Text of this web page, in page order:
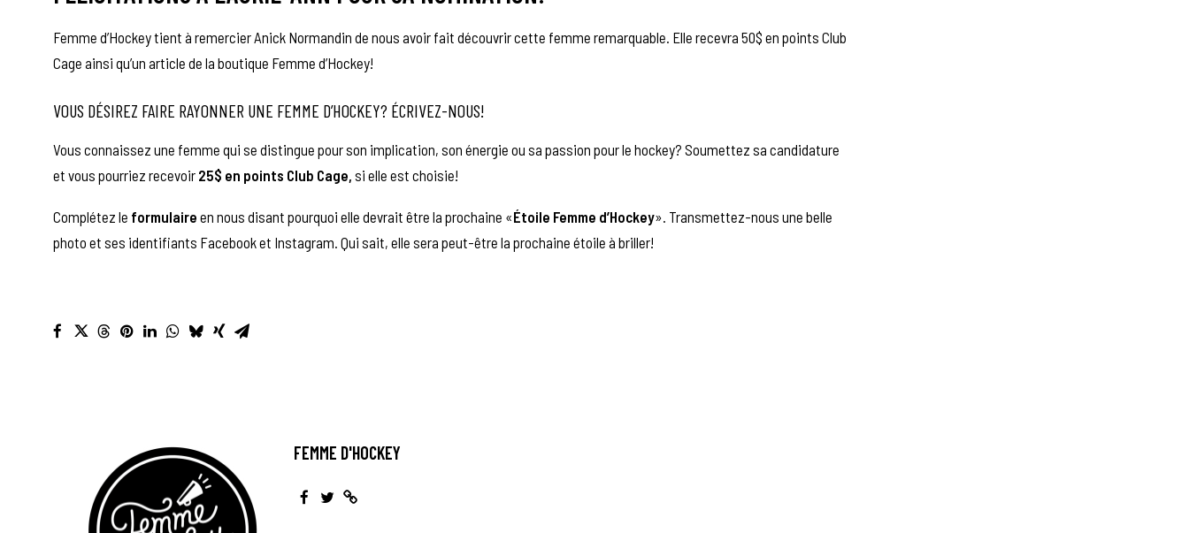
Femme d’Hockey tient à remercier Anick Normandin de nous avoir fait découvrir cette femme remarquable. Elle recevra 50$ en points Club
Cage ainsi qu’un article de la boutique Femme d’Hockey!
VOUS DÉSIREZ FAIRE RAYONNER UNE FEMME D’HOCKEY? ÉCRIVEZ-NOUS!
Vous connaissez une femme qui se distingue pour son implication, son énergie ou sa passion pour le hockey? Soumettez sa candidature
et vous pourriez recevoir 25$ en points Club Cage, si elle est choisie!
Complétez le formulaire en nous disant pourquoi elle devrait être la prochaine «Étoile Femme d’Hockey». Transmettez-nous une belle
photo et ses identifiants Facebook et Instagram. Qui sait, elle sera peut-être la prochaine étoile à briller!
FEMME D'HOCKEY